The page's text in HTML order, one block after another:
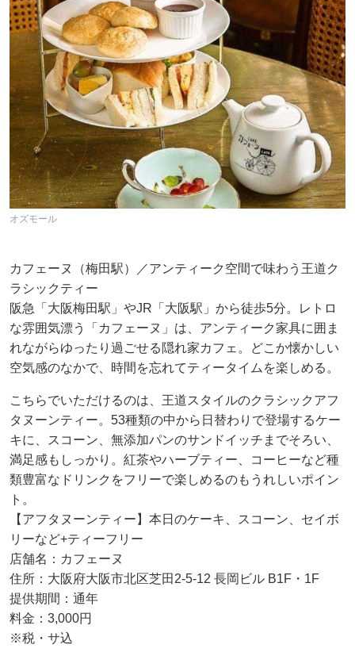
オズモール
カフェーヌ（梅田駅）／アンティーク空間で味わう王道ク
ラシックティー
阪急「大阪梅田駅」やJR「大阪駅」から徒歩5分。レトロ
な雰囲気漂う「カフェーヌ」は、アンティーク家具に囲ま
れながらゆったり過ごせる隠れ家カフェ。どこか懐かしい
空気感のなかで、時間を忘れてティータイムを楽しめる。
こちらでいただけるのは、王道スタイルのクラシックアフ
タヌーンティー。53種類の中から日替わりで登場するケー
キに、スコーン、無添加パンのサンドイッチまでそろい、
満足感もしっかり。紅茶やハーブティー、コーヒーなど種
類豊富なドリンクをフリーで楽しめるのもうれしいポイン
ト。
【アフタヌーンティー】本日のケーキ、スコーン、セイボ
リーなど+ティーフリー
店舗名：カフェーヌ
住所：大阪府大阪市北区芝田2-5-12 長岡ビル B1F・1F
提供期間：通年
料金：3,000円
※税・サ込